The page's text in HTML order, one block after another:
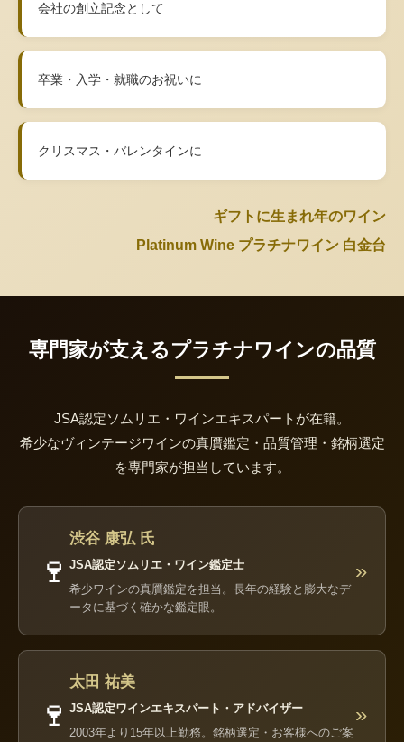
会社の創立記念として
卒業・入学・就職のお祝いに
クリスマス・バレンタインに
ギフトに生まれ年のワイン
Platinum Wine プラチナワイン 白金台
専門家が支えるプラチナワインの品質
JSA認定ソムリエ・ワインエキスパートが在籍。
希少なヴィンテージワインの真贋鑑定・品質管理・銘柄選定
を専門家が担当しています。
🍷
渋谷 康弘 氏
JSA認定ソムリエ・ワイン鑑定士
希少ワインの真贋鑑定を担当。長年の経験と膨大なデ
ータに基づく確かな鑑定眼。
»
🍷
太田 祐美
JSA認定ワインエキスパート・アドバイザー
2003年より15年以上勤務。銘柄選定・お客様へのご案
»